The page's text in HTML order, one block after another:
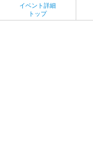
イベント詳細
トップ